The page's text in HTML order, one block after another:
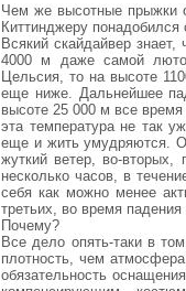
Чем же высотные прыжки
Киттинджеру
Всякий скайдайвер
4000 м даже самой
Цельсия, то на высоте
еще ниже. Дальнейшее
высоте 25 000 м все
эта температура не так
еще и жить умудряются.
жуткий ветер, во-вторых,
несколько часов, в
себя как можно менее
третьих, во время
Почему?
Все дело опять-таки в
плотность, чем
обязательность